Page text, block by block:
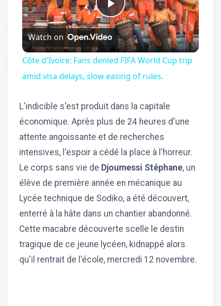
Play
Video
Watch on
Côte d'Ivoire: Fans denied FIFA World Cup trip
amid visa delays, slow easing of rules.
L'indicible s'est produit dans la capitale
économique. Après plus de 24 heures d'une
attente angoissante et de recherches
intensives, l'espoir a cédé la place à l'horreur.
Le corps sans vie de Djoumessi Stéphane, un
élève de première année en mécanique au
Lycée technique de Sodiko, a été découvert,
enterré à la hâte dans un chantier abandonné.
Cette macabre découverte scelle le destin
tragique de ce jeune lycéen, kidnappé alors
qu'il rentrait de l'école, mercredi 12 novembre.